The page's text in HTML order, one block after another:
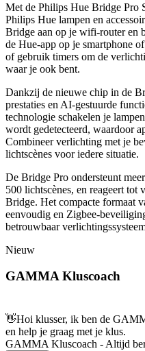
Met de Philips Hue Bridge Pro
Philips Hue lampen en
Bridge aan op je wifi-router en
de Hue-app op je smartphone
of gebruik timers om de
waar je ook bent.
Dankzij de nieuwe chip in de
prestaties en AI-gestuurde
technologie schakelen je
wordt gedetecteerd, waardoor
Combineer verlichting met je
lichtscènes voor iedere situatie.
De Bridge Pro ondersteunt
500 lichtscènes, en reageert tot
Bridge. Het compacte formaat
eenvoudig en Zigbee-
betrouwbaar
Nieuw
GAMMA Kluscoach
👋Hoi klusser, ik ben de
en help je graag met je klus.
GAMMA Kluscoach - Altijd